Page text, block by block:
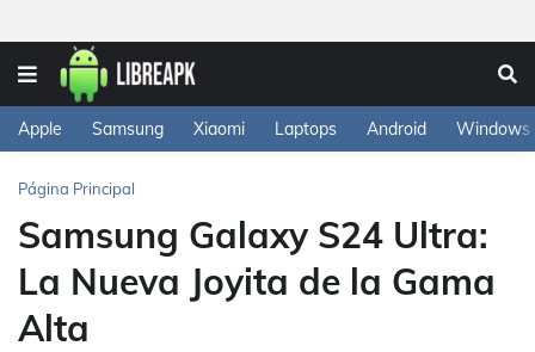
Apple Samsung Xiaomi Laptops Android Windows
Página Principal
Samsung Galaxy S24 Ultra:
La Nueva Joyita de la Gama
Alta